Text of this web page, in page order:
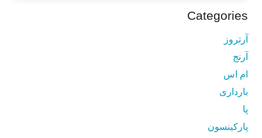
Categories
آرتروز
آرنج
ام اس
بارداری
پا
پارکینسون